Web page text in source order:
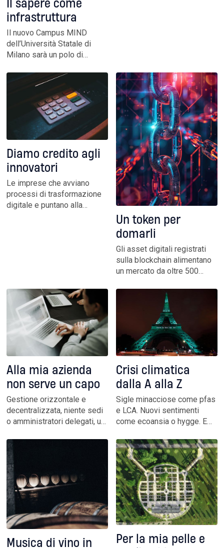
Il sapere come
infrastruttura
Il nuovo Campus MIND
dell’Università Statale di
Milano sarà un polo di
avanzata: 210.000 mq di
spazi moderni e un
ecosistema aperto che
stimola contaminazione dei
saperi e ricerca collaborativa
Diamo credito agli
innovatori
Le imprese che avviano
processi di trasformazione
digitale e puntano alla
Un token per
domarli
Gli asset digitali registrati
sulla blockchain alimentano
un mercato da oltre 500
fondi d’investimento,
obbligazioni, opere d’arte,
oro. Una na- turale
evoluzione della finanza.
Che così diventa accessibile
a tutti
Alla mia azienda
non serve un capo
Gestione orizzontale e
decentralizzata, niente sedi
o amministratori delegati, un
burocrazia, proprietà
partecipata attraverso token.
Sono le Dao, un nuovo tipo di
struttura societaria. E anche
in Italia ce n’è una
Crisi climatica
dalla A alla Z
Sigle minacciose come pfas
e LCA. Nuovi sentimenti
come ecoansia o hygge. E
greenwashing, natura e
quaternario. Glossario
essenziale delle parole che
raccontano, definiscono e
combattono la sfida del
secolo
Musica di vino in
Per la mia pelle e